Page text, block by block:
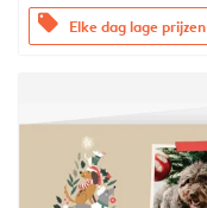
offers Elke dag lage prijzen